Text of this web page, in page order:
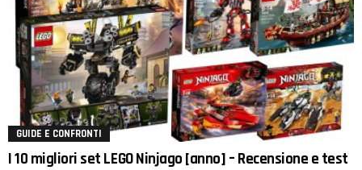
GUIDE E CONFRONTI
I 10 migliori set LEGO Ninjago [anno] – Recensione e test